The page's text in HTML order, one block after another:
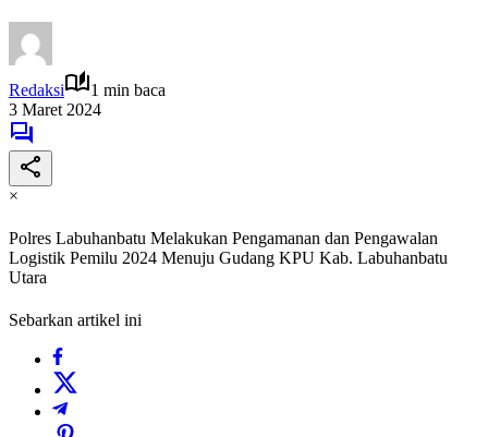
Redaksi
1 min baca
3 Maret 2024
×
Polres Labuhanbatu Melakukan Pengamanan dan Pengawalan
Logistik Pemilu 2024 Menuju Gudang KPU Kab. Labuhanbatu
Utara
Sebarkan artikel ini